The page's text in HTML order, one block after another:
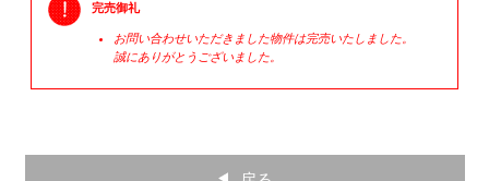
完売御礼
お問い合わせいただきました物件は完売いたしました。
誠にありがとうございました。